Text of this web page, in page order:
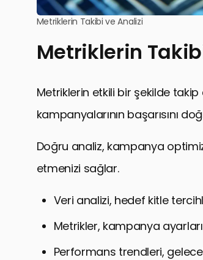
Metriklerin Takibi ve Analizi
Metriklerin
Metriklerin etkili bir şekilde
kampanyalarının başarısını
Doğru analiz, kampanya
etmenizi sağlar.
Veri analizi, hedef kitle
Metrikler, kampanya
Performans trendleri,